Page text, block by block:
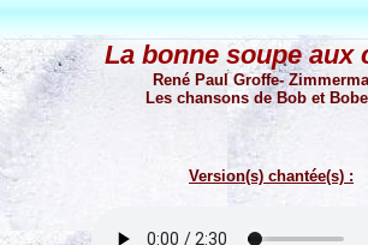
La bonne soupe aux
René Paul Groffe-
Les chansons de Bob et
Version(s) chantée(s) :